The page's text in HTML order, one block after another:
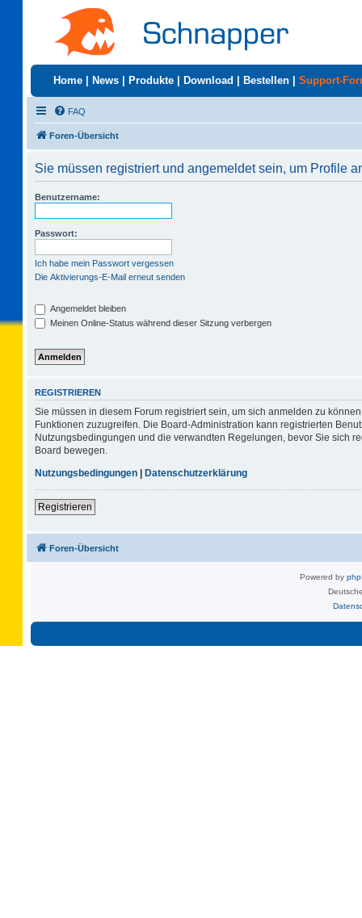
Home News Produkte Download Bestellen Support-
FAQ
Foren-Übersicht
Sie müssen registriert und angemeldet sein, um Profile
Benutzername:
Passwort:
Ich habe mein Passwort vergessen
Die Aktivierungs-E-Mail erneut senden
Angemeldet bleiben
Meinen Online-Status während dieser Sitzung verbergen
REGISTRIEREN
Sie müssen in diesem Forum registriert sein, um sich anmelden zu
Funktionen zuzugreifen. Die Board-Administration kann registrierten
Nutzungsbedingungen und die verwandten Regelungen, bevor Sie sich
Board bewegen.
Nutzungsbedingungen | Datenschutzerklärung
Registrieren
Foren-Übersicht
Powered by